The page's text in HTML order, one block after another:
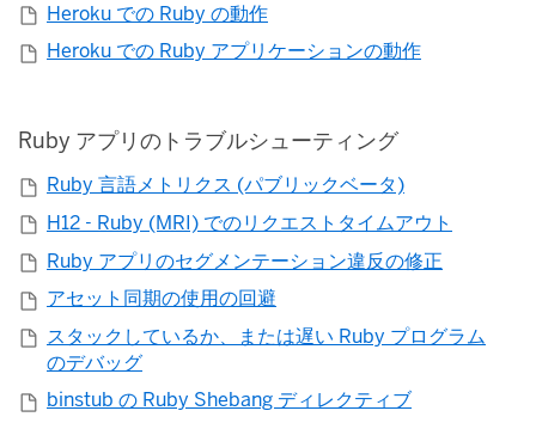
Heroku での Ruby の動作
Heroku での Ruby アプリケーションの動作
Ruby アプリのトラブルシューティング
Ruby 言語メトリクス (パブリックベータ)
H12 - Ruby (MRI) でのリクエストタイムアウト
Ruby アプリのセグメンテーション違反の修正
アセット同期の使用の回避
スタックしているか、または遅い Ruby プログラム
のデバッグ
binstub の Ruby Shebang ディレクティブ